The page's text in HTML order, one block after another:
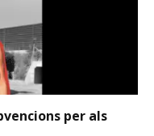
per als